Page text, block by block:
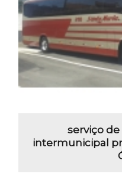
serviço
intermunicipal